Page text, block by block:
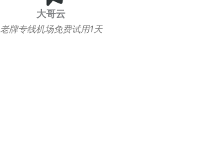
大哥云
老牌专线机场免费试用1天